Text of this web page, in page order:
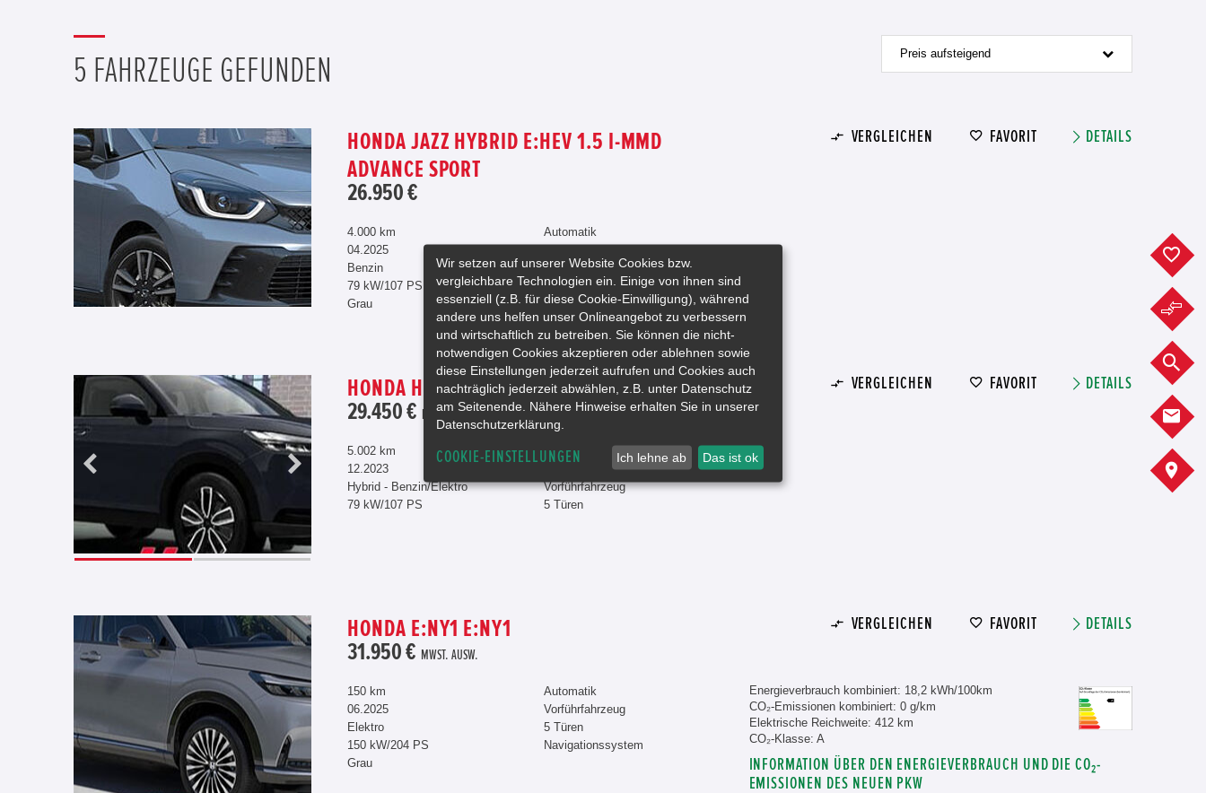
5 FAHRZEUGE GEFUNDEN Preis aufsteigend
HONDA JAZZ HYBRID E:HEV 1.5 I-MMD
ADVANCE SPORT
26.950 €
VERGLEICHEN FAVORIT DETAILS
4.000 km
04.2025
Benzin
79 kW/107 PS
Grau
Automatik
5 Türen
Navigationssystem
HONDA HR-V EHEV 1.5 ADVANCE STYLE
29.450 €
MWST. AUSW.
VERGLEICHEN FAVORIT DETAILS
5.002 km
12.2023
Hybrid - Benzin/Elektro
79 kW/107 PS
Grau
Vorführfahrzeug
5 Türen
HONDA E:NY1 E:NY1
31.950 € MWST. AUSW.
VERGLEICHEN FAVORIT DETAILS
150 km
06.2025
Elektro
150 kW/204 PS
Grau
Automatik
Vorführfahrzeug
5 Türen
Navigationssystem
Energieverbrauch kombiniert: 18,2 kWh/100km
CO₂-Emissionen kombiniert: 0 g/km
Elektrische Reichweite: 412 km
CO₂-Klasse: A
INFORMATION ÜBER DEN ENERGIEVERBRAUCH UND DIE CO₂-
EMISSIONEN DES NEUEN PKW
Wir setzen auf unserer Website Cookies bzw.
vergleichbare Technologien ein. Einige von ihnen sind
essenziell (z.B. für diese Cookie-Einwilligung), während
andere uns helfen unser Onlineangebot zu verbessern
und wirtschaftlich zu betreiben. Sie können die nicht-
notwendigen Cookies akzeptieren oder ablehnen sowie
diese Einstellungen jederzeit aufrufen und Cookies auch
nachträglich jederzeit abwählen, z.B. unter Datenschutz
am Seitenende. Nähere Hinweise erhalten Sie in unserer
Datenschutzerklärung.
COOKIE-EINSTELLUNGEN Ich lehne ab Das ist ok